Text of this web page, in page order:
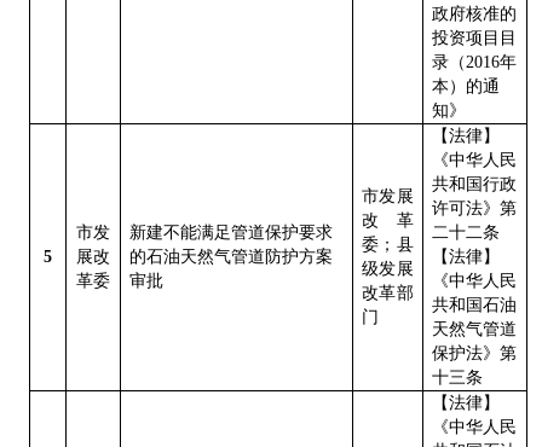
政府核准的
投资项目目
录（ 2016年
本）的通
知》
5
市发
展改
革委
新建不能满足管道保护要求
的石油天然气管道防护方案
审批
市发展
改革
委；县
级发展
改革部
门
【法律】
《中华人民
共和国行政
许可法》第
二十二条
【法律】
《中华人民
共和国石油
天然气管道
保护法》第
十三条
【法律】
《中华人民